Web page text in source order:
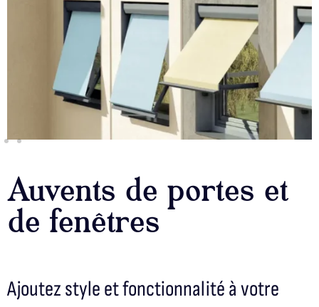
Auvents de portes et
de fenêtres
Ajoutez style et fonctionnalité à votre